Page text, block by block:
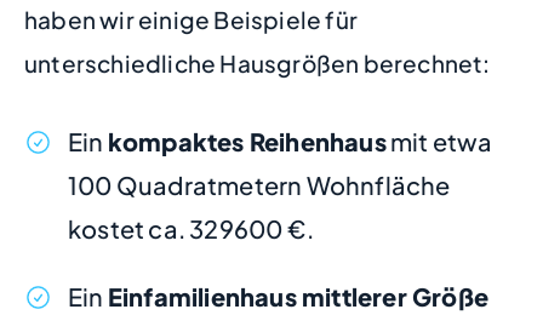
haben wir einige Beispiele für
unterschiedliche Hausgrößen berechnet:
Ein kompaktes Reihenhausmit etwa
100 Quadratmetern Wohnfläche
kostet ca. 329600 €.
Ein Einfamilienhaus mittlerer Größe